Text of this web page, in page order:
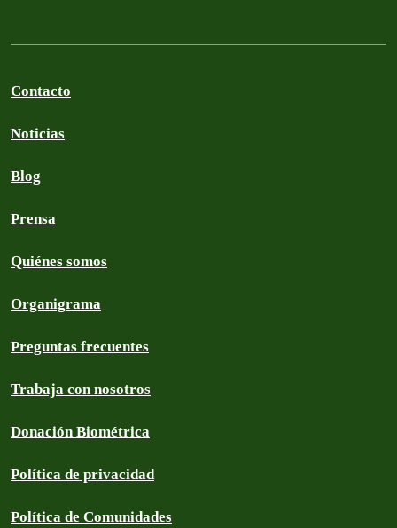
Contacto
Noticias
Blog
Prensa
Quiénes somos
Organigrama
Preguntas frecuentes
Trabaja con nosotros
Donación Biométrica
Política de privacidad
Política de Comunidades